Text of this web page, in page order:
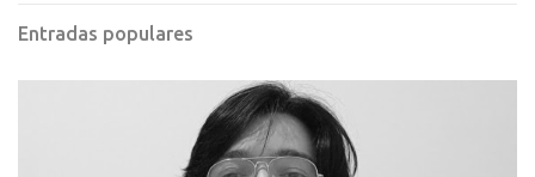
Entradas populares